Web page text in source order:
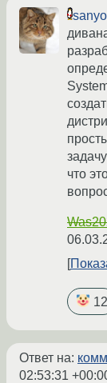
что
12
Ответ на:
02:53:31